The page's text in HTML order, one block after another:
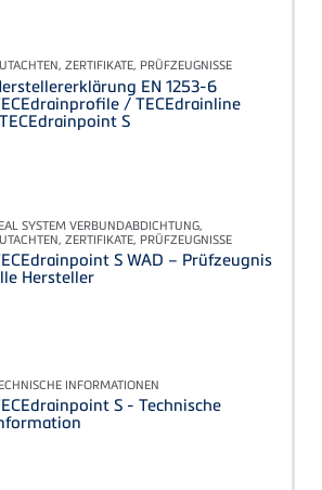
ZERTIFIKATE, PRÜFZEUGNISSE
EN 1253-6
/ TECEdrainline
S
SYSTEM VERBUNDABDICHTUNG,
ZERTIFIKATE, PRÜFZEUGNISSE
S WAD – Prüfzeugnis
Hersteller
INFORMATIONEN
S - Technische